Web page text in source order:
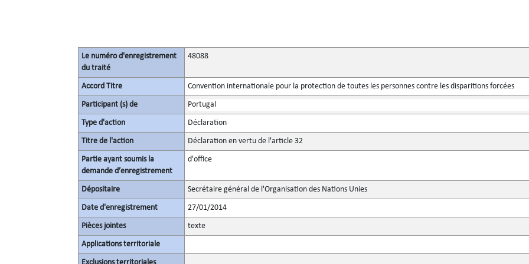
Le numéro d'enregistrement
du traité
48088
Accord Titre Convention internationale pour la protection de toutes les personnes contre les disparitions forcées
Participant (s) de Portugal
Type d'action Déclaration
Titre de l'action Déclaration en vertu de l'article 32
Partie ayant soumis la
demande d’enregistrement
d'office
Dépositaire Secrétaire général de l'Organisation des Nations Unies
Date d'enregistrement 27/01/2014
Pièces jointes texte
Applications territoriale